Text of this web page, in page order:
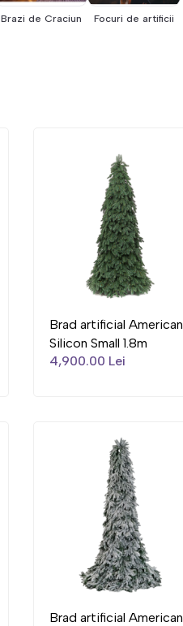
Brazi de Craciun Focuri de artificii
Brad artificial American
Silicon Small 1.8m
4,900.00 Lei
Brad artificial American